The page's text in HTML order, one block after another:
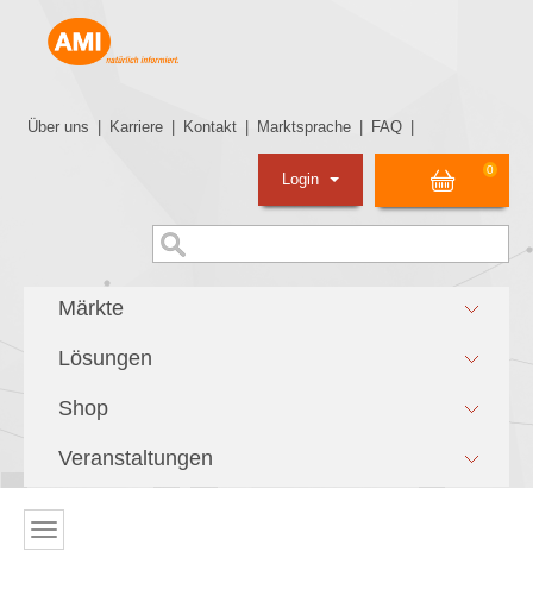
Über uns Karriere Kontakt Marktsprache FAQ
0
Login
Märkte
Lösungen
Shop
Veranstaltungen